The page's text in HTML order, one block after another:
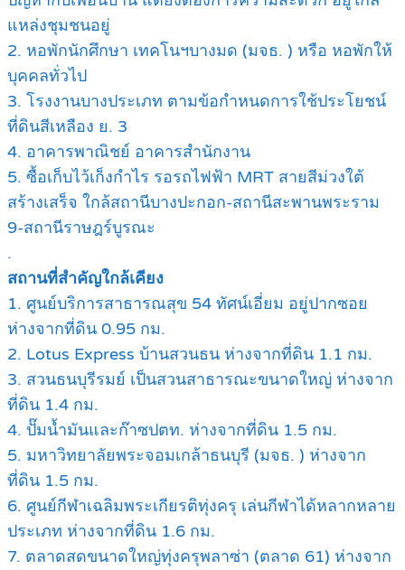
แหล่งชุมชนอยู่
2. หอพักนักศึกษา เทคโนฯบางมด (มจธ. ) หรือ หอพักให้
บุคคลทั่วไป
3. โรงงานบางประเภท ตามข้อกำหนดการใช้ประโยชน์
ที่ดินสีเหลือง ย. 3
4. อาคารพาณิชย์ อาคารสำนักงาน
5. ซื้อเก็บไว้เก็งกำไร รอรถไฟฟ้า MRT สายสีม่วงใต้
สร้างเสร็จ ใกล้สถานีบางปะกอก-สถานีสะพานพระราม
9-สถานีราษฎร์บูรณะ
.
สถานที่สำคัญใกล้เคียง
1. ศูนย์บริการสาธารณสุข 54 ทัศน์เอี่ยม อยู่ปากซอย
ห่างจากที่ดิน 0.95 กม.
2. Lotus Express บ้านสวนธน ห่างจากที่ดิน 1.1 กม.
3. สวนธนบุรีรมย์ เป็นสวนสาธารณะขนาดใหญ่ ห่างจาก
ที่ดิน 1.4 กม.
4. ปั๊มน้ำมันและก๊าซปตท. ห่างจากที่ดิน 1.5 กม.
5. มหาวิทยาลัยพระจอมเกล้าธนบุรี (มจธ. ) ห่างจาก
ที่ดิน 1.5 กม.
6. ศูนย์กีฬาเฉลิมพระเกียรติทุ่งครุ เล่นกีฬาได้หลากหลาย
ประเภท ห่างจากที่ดิน 1.6 กม.
7. ตลาดสดขนาดใหญ่ทุ่งครุพลาซ่า (ตลาด 61) ห่างจาก